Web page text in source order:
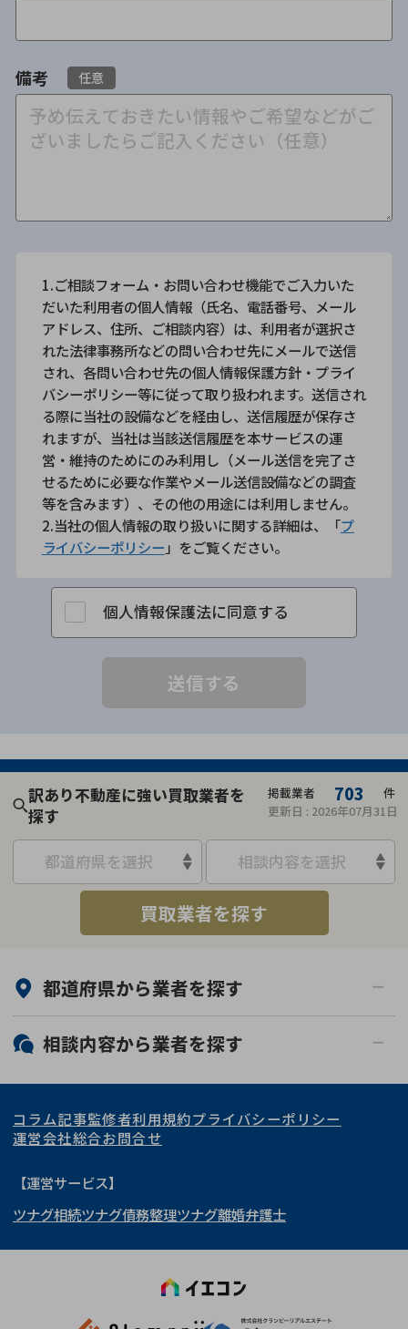
備考 任意
1.ご相談フォーム・お問い合わせ機能でご入力いた
だいた利用者の個人情報（氏名、電話番号、メール
アドレス、住所、ご相談内容）は、利用者が選択さ
れた法律事務所などの問い合わせ先にメールで送信
され、各問い合わせ先の個人情報保護方針・プライ
バシーポリシー等に従って取り扱われます。送信され
る際に当社の設備などを経由し、送信履歴が保存さ
れますが、当社は当該送信履歴を本サービスの運
営・維持のためにのみ利用し（メール送信を完了さ
せるために必要な作業やメール送信設備などの調査
等を含みます）、その他の用途には利用しません。
2.当社の個人情報の取り扱いに関する詳細は、「プ
ライバシーポリシー 」をご覧ください。
個人情報保護法に同意する
訳あり不動産に強い買取業者を
探す
掲載業者 703
件
更新日 : 2026年07月31日
都道府県を選択 相談内容を選択
買取業者を探す
都道府県から業者を探す
北海道・東北
北海道 青森県
岩手県 宮城県
秋田県
福島県
関東
東京都 神奈川県
埼玉県
茨城県 群馬県
東海
愛知県
岐阜県 山梨県
関西
大阪府 京都府
和歌山県
北陸・甲信越
富山県
岡山県
九州・沖縄
相談内容から業者を探す
再建築不可
底地
ゴミ屋敷
リースバック
コラム記事監修者利用規約プライバシーポリシー
運営会社総合お問合せ
【運営サービス】
ツナグ相続ツナグ債務整理ツナグ離婚弁護士